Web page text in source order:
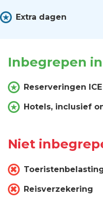
Extra dagen
Inbegrepen
Reserveringen
Hotels, inclusief
Niet
Reisverzekering